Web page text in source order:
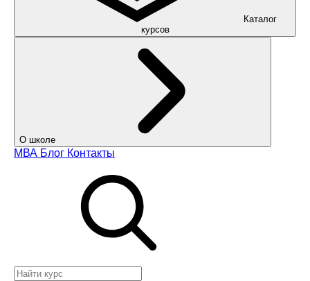
Каталог
курсов
О школе
МВА Блог Контакты